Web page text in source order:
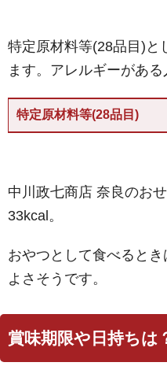
特定原材料等(28品目)と
ます。アレルギーがある
特定原材料等(28品目)
中川政七商店 奈良のお
33kcal。
おやつとして食べると
よさそうです。
賞味期限や日持ちは